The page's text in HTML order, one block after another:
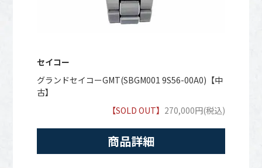
セイコー
グランドセイコーGMT(SBGM001 9S56-00A0)【中
古】
【SOLD OUT】 270,000円(税込)
商品詳細